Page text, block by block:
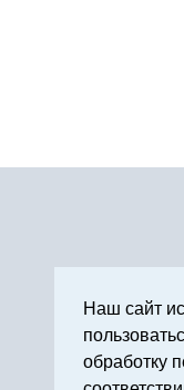
Наш сайт
обработку